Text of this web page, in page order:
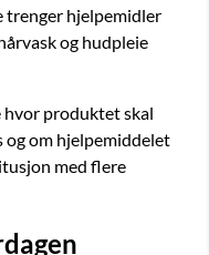
trenger hjelpemidler
og hudpleie
produktet skal
og om hjelpemiddelet
med flere